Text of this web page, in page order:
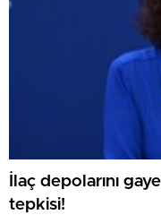
İlaç depolarını
tepkisi!